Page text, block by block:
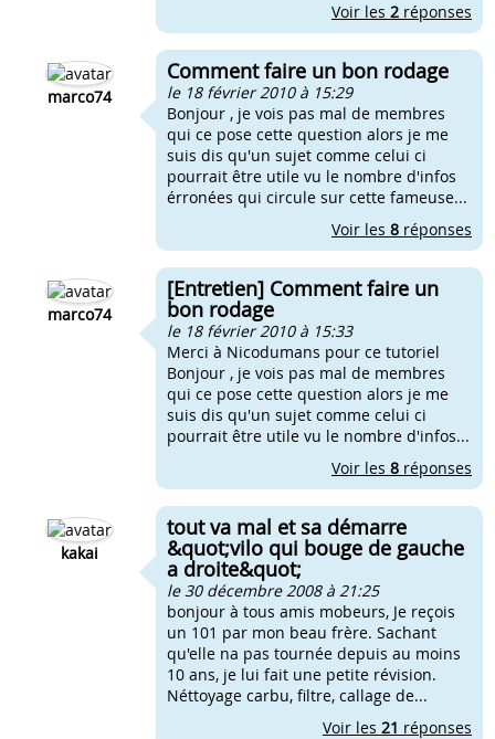
Voir les 2 réponses
marco74
Comment faire un bon rodage
le 18 février 2010 à 15:29
Bonjour , je vois pas mal de membres
qui ce pose cette question alors je me
suis dis qu'un sujet comme celui ci
pourrait être utile vu le nombre d'infos
érronées qui circule sur cette fameuse...
Voir les 8 réponses
marco74
[Entretien] Comment faire un
bon rodage
le 18 février 2010 à 15:33
Merci à Nicodumans pour ce tutoriel
Bonjour , je vois pas mal de membres
qui ce pose cette question alors je me
suis dis qu'un sujet comme celui ci
pourrait être utile vu le nombre d'infos...
Voir les 8 réponses
kakai
tout va mal et sa démarre
&quot;vilo qui bouge de gauche
a droite&quot;
le 30 décembre 2008 à 21:25
bonjour à tous amis mobeurs, Je reçois
un 101 par mon beau frère. Sachant
qu'elle na pas tournée depuis au moins
10 ans, je lui fait une petite révision.
Néttoyage carbu, filtre, callage de...
Voir les 21 réponses